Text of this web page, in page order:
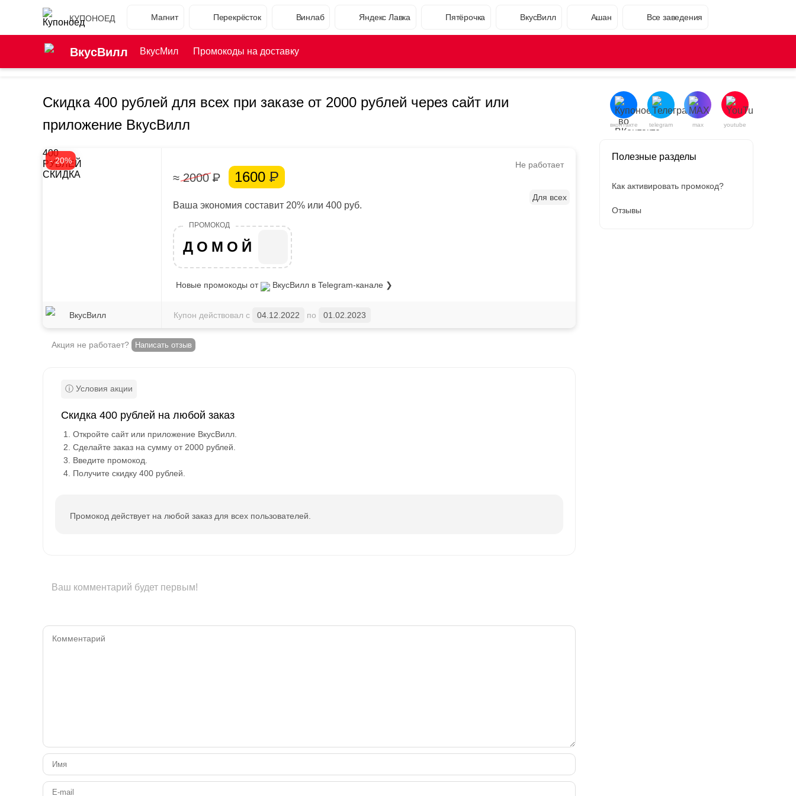
КУПОНОЕД Магнит Перекрёсток Винлаб Яндекс Лавка Пятёрочка ВкусВилл Ашан Все заведения
ВкусВилл ВкусМил Промокоды на доставку
Скидка 400 рублей для всех при заказе от 2000 рублей через сайт или
приложение ВкусВилл
- 20%
400
РУБЛЕЙ
СКИДКА
ВкусВилл
Не работает
≈ 2000Р 1600 Р
Ваша экономия составит 20% или 400 руб.
ДОМОЙ
Новые промокоды от ВкусВилл в Telegram-канале ❯
Для всех
Купон действовал с 04.12.2022 по 01.02.2023
Акция не работает? Написать отзыв
Скидка 400 рублей на любой заказ
Откройте сайт или приложение ВкусВилл.
Сделайте заказ на сумму от 2000 рублей.
Введите промокод.
Получите скидку 400 рублей.
Промокод действует на любой заказ для всех пользователей.
Ваш комментарий будет первым!
вконтакте telegram max youtube
Полезные разделы
Как активировать промокод?
Отзывы